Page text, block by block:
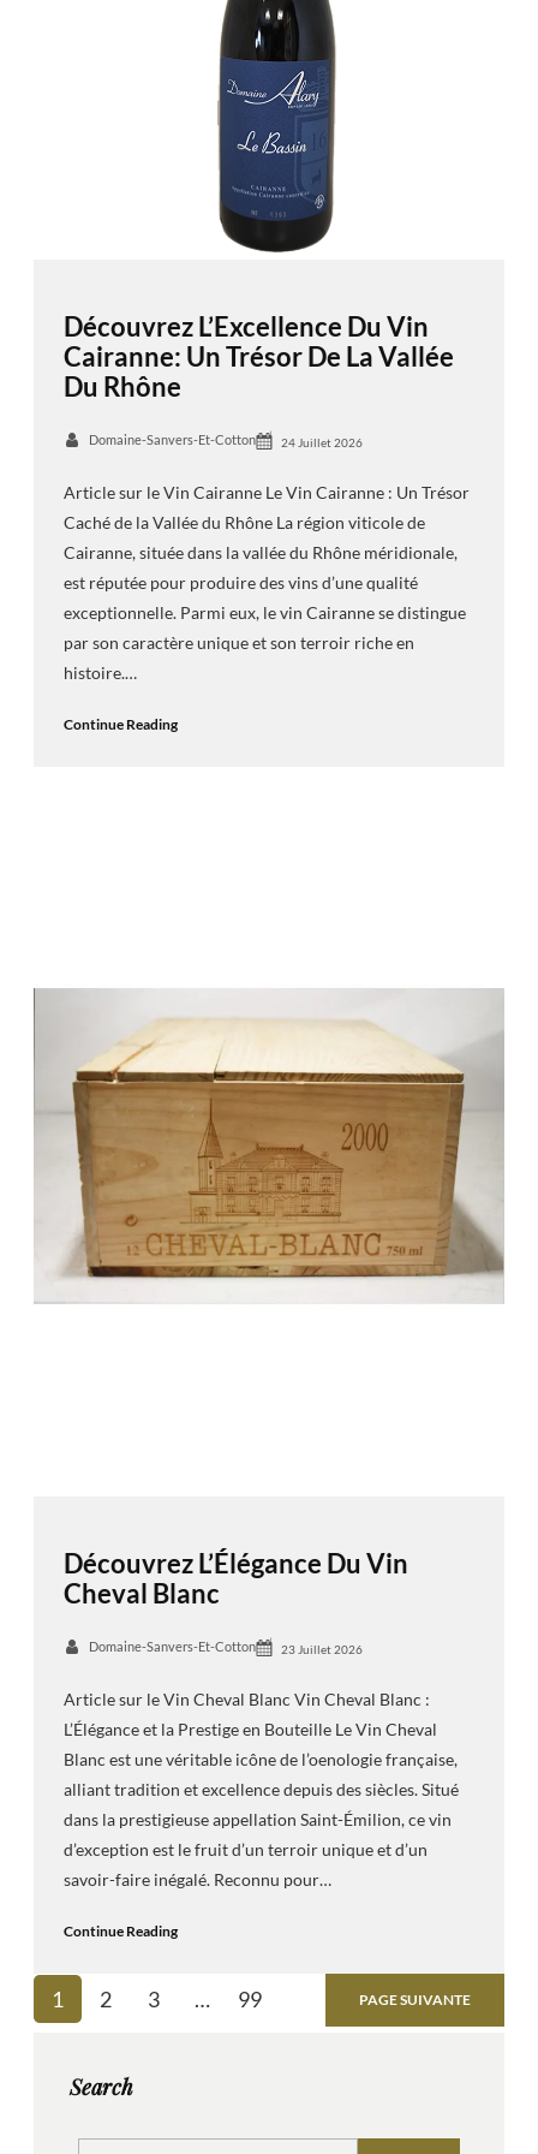
Découvrez L’Excellence Du Vin
Cairanne: Un Trésor De La Vallée
Du Rhône
Domaine-Sanvers-Et-Cotton 24 Juillet 2026
Article sur le Vin Cairanne Le Vin Cairanne : Un Trésor
Caché de la Vallée du Rhône La région viticole de
Cairanne, située dans la vallée du Rhône méridionale,
est réputée pour produire des vins d’une qualité
exceptionnelle. Parmi eux, le vin Cairanne se distingue
par son caractère unique et son terroir riche en
histoire.…
Continue Reading
Découvrez L’Élégance Du Vin
Cheval Blanc
Domaine-Sanvers-Et-Cotton 23 Juillet 2026
Article sur le Vin Cheval Blanc Vin Cheval Blanc :
L’Élégance et la Prestige en Bouteille Le Vin Cheval
Blanc est une véritable icône de l’oenologie française,
alliant tradition et excellence depuis des siècles. Situé
dans la prestigieuse appellation Saint-Émilion, ce vin
d’exception est le fruit d’un terroir unique et d’un
savoir-faire inégalé. Reconnu pour…
Continue Reading
1 2 3 … 99 PAGE SUIVANTE
Search